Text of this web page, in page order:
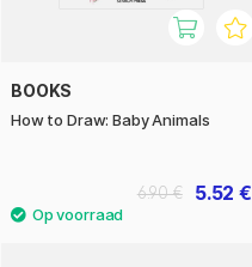
BOOKS
How to Draw: Baby Animals
5.52 €
6.90 €